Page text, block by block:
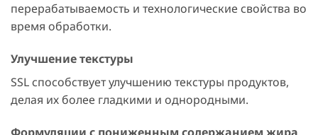
перерабатываемость и технологические свойства во
время обработки.
Улучшение текстуры
SSL способствует улучшению текстуры продуктов,
делая их более гладкими и однородными.